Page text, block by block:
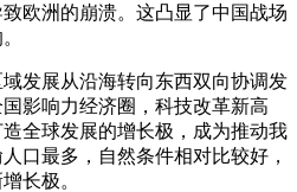
欧洲的崩溃。这凸显了中国战场
发展从沿海转向东西双向协调发
影响力经济圈，科技改革新高
全球发展的增长极，成为推动我
口最多，自然条件相对比较好，
长极。